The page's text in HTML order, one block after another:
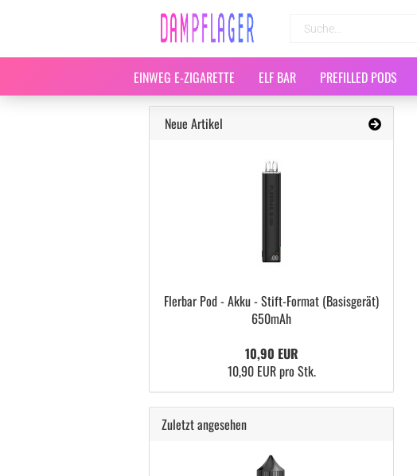
EINWEG E-ZIGARETTE ELF BAR PREFILLED PODS
Neue Artikel
Flerbar Pod - Akku - Stift-Format (Basisgerät)
650mAh
10,90 EUR
10,90 EUR pro Stk.
Zuletzt angesehen